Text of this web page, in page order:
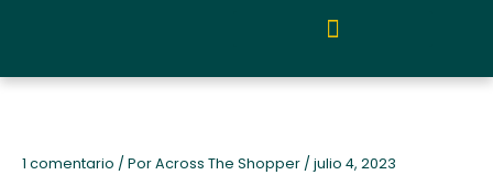
1 comentario / PorAcross The Shopper / julio 4, 2023